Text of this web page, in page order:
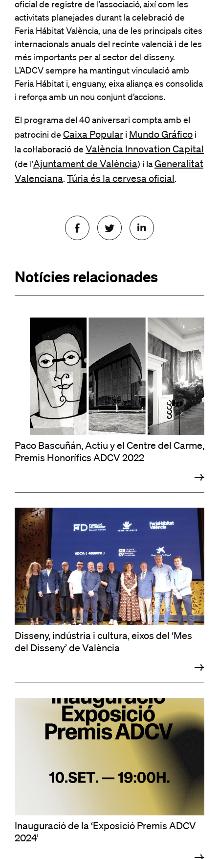
oficial de registre de l’associació, així com les
activitats planejades durant la celebració de
Feria Hábitat València, una de les principals cites
internacionals anuals del recinte valencià i de les
més importants per al sector del disseny.
L’ADCV sempre ha mantingut vinculació amb
Feria Hábitat i, enguany, eixa aliança es consolida
i reforça amb un nou conjunt d’accions.
El programa del 40 aniversari compta amb el
patrocini de Caixa Popular i Mundo Gráfico i
la col·laboració de València Innovation Capital
(de l’Ajuntament de València) i la Generalitat
Valenciana. Túria és la cervesa oficial .
Notícies relacionades
Paco Bascuñán, Actiu y el Centre del Carme,
Premis Honorífics ADCV 2022
Disseny, indústria i cultura, eixos del ‘Mes
del Disseny’ de València
Inauguració de la ‘Exposició Premis ADCV
2024’